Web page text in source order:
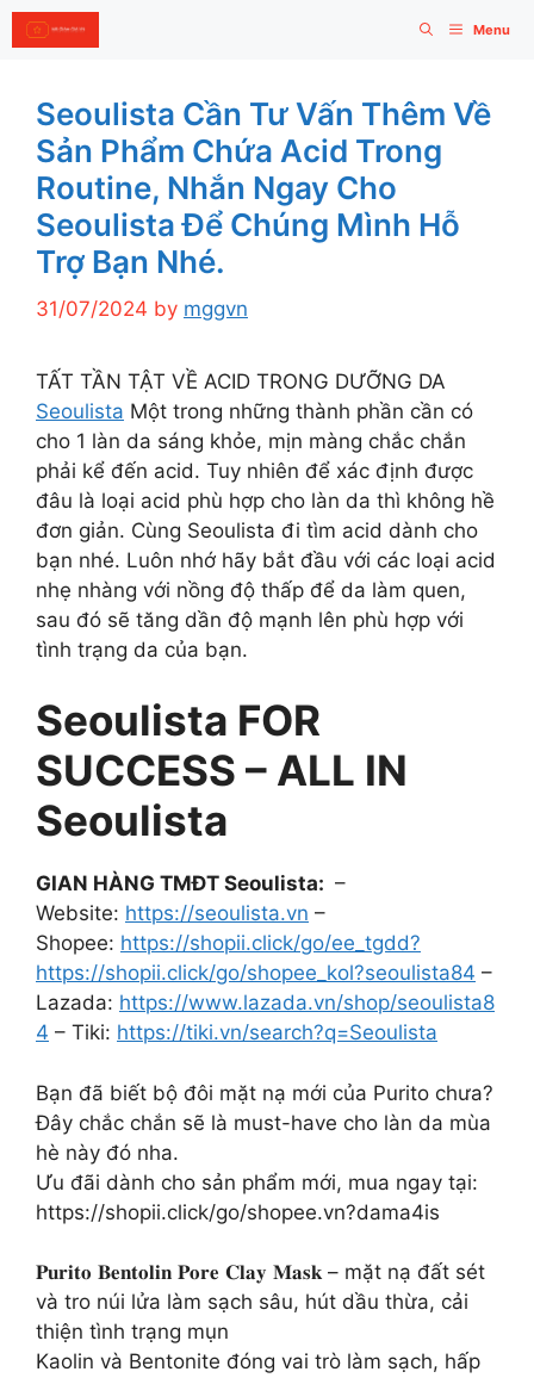
Skip
to
Menu
Seoulista Cần Tư Vấn Thêm Về
Sản Phẩm Chứa Acid Trong
Routine, Nhắn Ngay Cho
Seoulista Để Chúng Mình Hỗ
Trợ Bạn Nhé.
31/07/2024 by mggvn
️TẤT TẦN TẬT VỀ ACID TRONG DƯỠNG DA
Seoulista ️Một trong những thành phần cần có
cho 1 làn da sáng khỏe, mịn màng chắc chắn
phải kể đến acid. Tuy nhiên để xác định được
đâu là loại acid phù hợp cho làn da thì không hề
đơn giản. Cùng Seoulista đi tìm acid dành cho
bạn nhé. Luôn nhớ hãy bắt đầu với các loại acid
nhẹ nhàng với nồng độ thấp để da làm quen,
sau đó sẽ tăng dần độ mạnh lên phù hợp với
tình trạng da của bạn.
Seoulista FOR
SUCCESS – ALL IN
Seoulista
GIAN HÀNG TMĐT Seoulista: –
Website: https://seoulista.vn –
Shopee: https://shopii.click/go/ee_tgdd?
https://shopii.click/go/shopee_kol?seoulista84 –
Lazada: https://www.lazada.vn/shop/seoulista8
4 – Tiki: https://tiki.vn/search?q=Seoulista
Bạn đã biết bộ đôi mặt nạ mới của Purito chưa?
Đây chắc chắn sẽ là must-have cho làn da mùa
hè này đó nha.
Ưu đãi dành cho sản phẩm mới, mua ngay tại:
https://shopii.click/go/shopee.vn?dama4is
𝐏𝐮𝐫𝐢𝐭𝐨 𝐁𝐞𝐧𝐭𝐨𝐥𝐢𝐧 𝐏𝐨𝐫𝐞 𝐂𝐥𝐚𝐲 𝐌𝐚𝐬𝐤 – mặt nạ đất sét
và tro núi lửa làm sạch sâu, hút dầu thừa, cải
thiện tình trạng mụn
Kaolin và Bentonite đóng vai trò làm sạch, hấp